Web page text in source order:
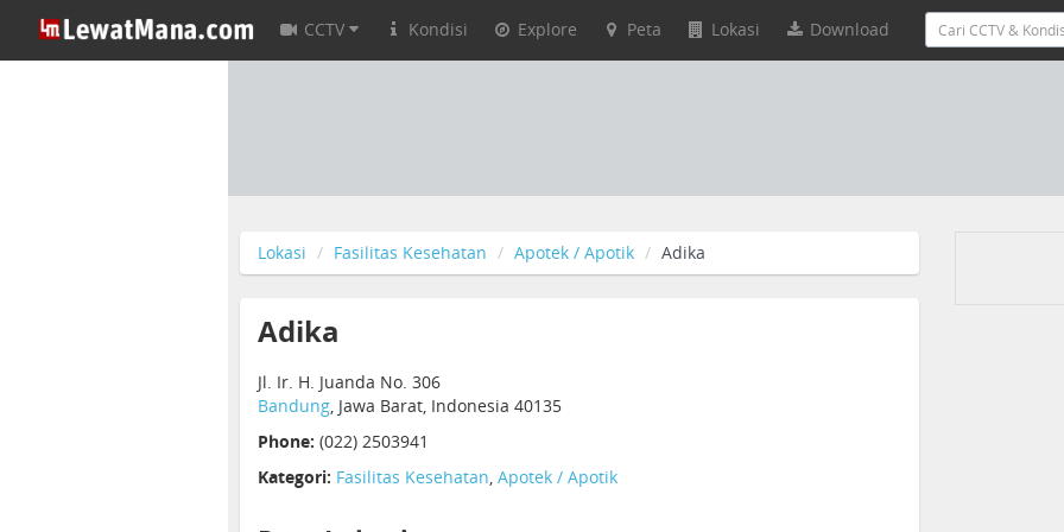
CCTV Kondisi Explore Peta Lokasi Download
Lokasi Fasilitas Kesehatan Apotek / Apotik Adika
Adika
Jl. Ir. H. Juanda No. 306
Bandung, Jawa Barat, Indonesia 40135
Phone: (022) 2503941
Kategori: Fasilitas Kesehatan, Apotek / Apotik